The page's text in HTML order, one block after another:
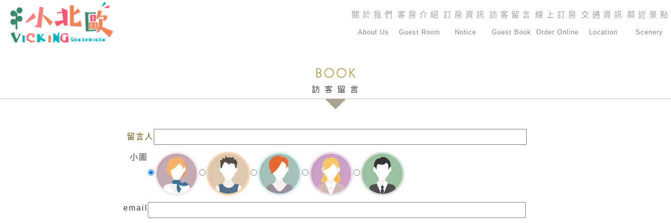
關於我們
About Us
客房介紹
Guest Room
訂房資訊
Notice
訪客留言
Guest Book
線上訂房
Order Online
交通資訊
Location
鄰近景點
Scenery
留言人
小圖
email